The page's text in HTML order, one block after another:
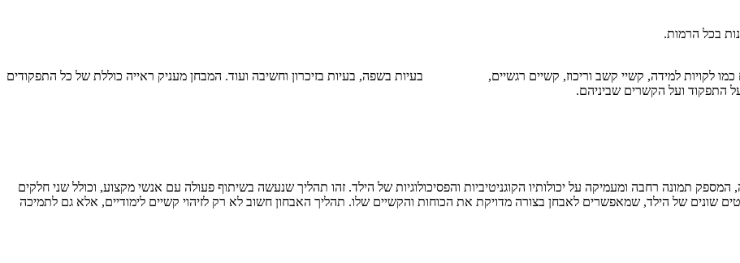
בכל הרמות.
כמו לקויות למידה, קשיי קשב וריכוז, קשיים רגשיים, בעיות בשפה, בעיות בזיכרון וחשיבה ועוד. המבחן מעניק ראייה כוללת של כל התפקודים
ועל הקשרים שביניהם.
תמונה רחבה ומעמיקה על יכולותיו הקוגניטיביות והפסיכולוגיות של הילד. זהו תהליך שנעשה בשיתוף פעולה עם אנשי מקצוע, וכולל שני חלקים
שונים של הילד, שמאפשרים לאבחן בצורה מדויקת את הכוחות והקשיים שלו. תהליך האבחון חשוב לא רק לזיהוי קשיים לימודיים, אלא גם לתמיכה